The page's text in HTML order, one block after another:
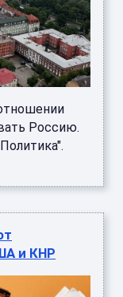
Россию.
и КНР